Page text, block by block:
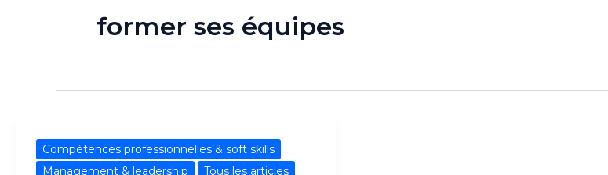
former ses équipes
Compétences professionnelles & soft skills
Management & leadership
Tous les articles
Vous
voulez